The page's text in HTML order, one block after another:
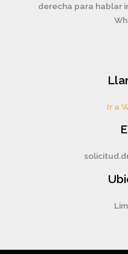
derecha para hablar
Ir a